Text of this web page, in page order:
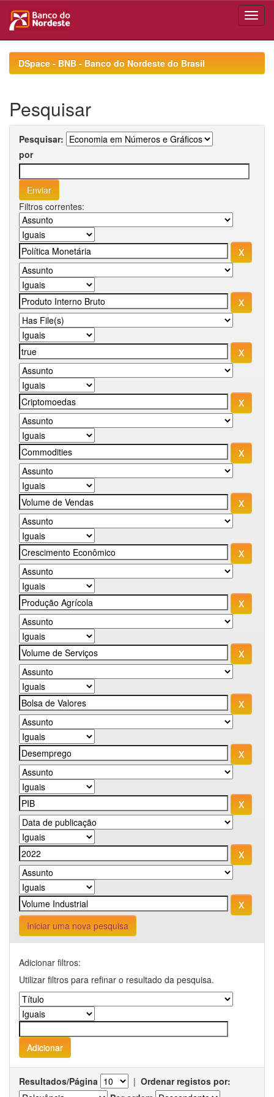
navigationDSpace - BNB - Banco do Nordeste do Brasil
Pesquisar
Pesquisar:
por
Filtros correntes:
Iniciar uma nova pesquisa
Adicionar filtros:
Utilizar filtros para refinar o resultado da pesquisa.
Resultados/Página | Ordenar registos por: